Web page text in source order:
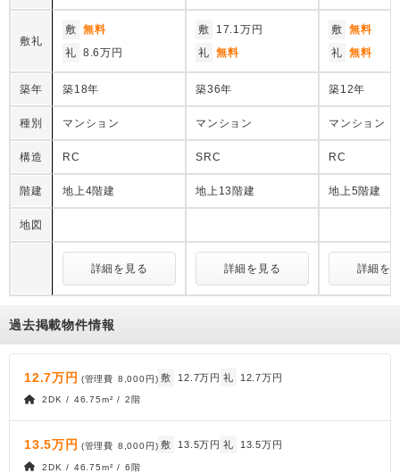
敷礼
敷 無料
礼 8.6万円
敷
17.1万円
礼 無料
敷 無料
礼 無料
築年 築18年 築36年 築12年
種別 マンション マンション マンション
構造 RC SRC RC
階建 地上4階建 地上13階建 地上5階建
地図
詳細を見る 詳細を見る 詳細を
過去掲載物件情報
12.7万円 (管理費 8,000円) 敷 12.7万円 礼 12.7万円
2DK / 46.75m² / 2階
13.5万円 (管理費 8,000円 ) 敷 13.5万円 礼 13.5万円
2DK / 46.75m² / 6階